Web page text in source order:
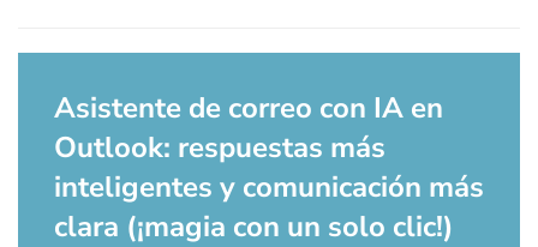
Asistente de correo con IA en
Outlook: respuestas más
inteligentes y comunicación más
clara (¡magia con un solo clic!)